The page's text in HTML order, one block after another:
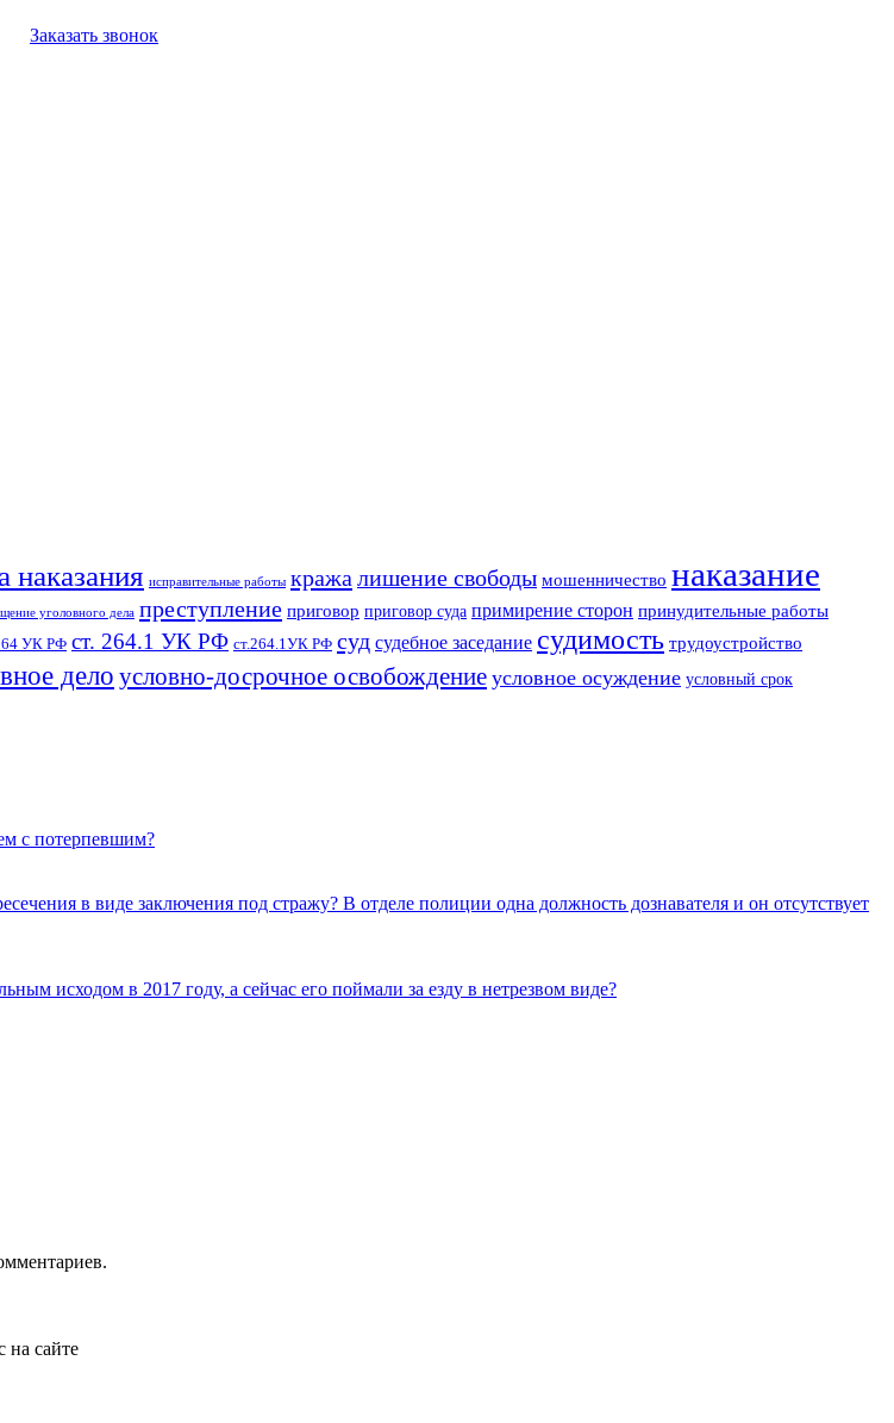
Заказать звонок
наказания исправительные работы кража лишение свободы мошенничество наказание
уголовного дела преступление приговор приговор суда примирение сторон принудительные работы
УК РФ ст. 264.1 УК РФ ст.264.1УК РФ суд судебное заседание судимость трудоустройство
дело условно-досрочное освобождение условное осуждение условный срок
с потерпевшим?
в виде заключения под стражу? В отделе полиции одна должность дознавателя и он отсутствует
исходом в 2017 году, а сейчас его поймали за езду в нетрезвом виде?
на сайте